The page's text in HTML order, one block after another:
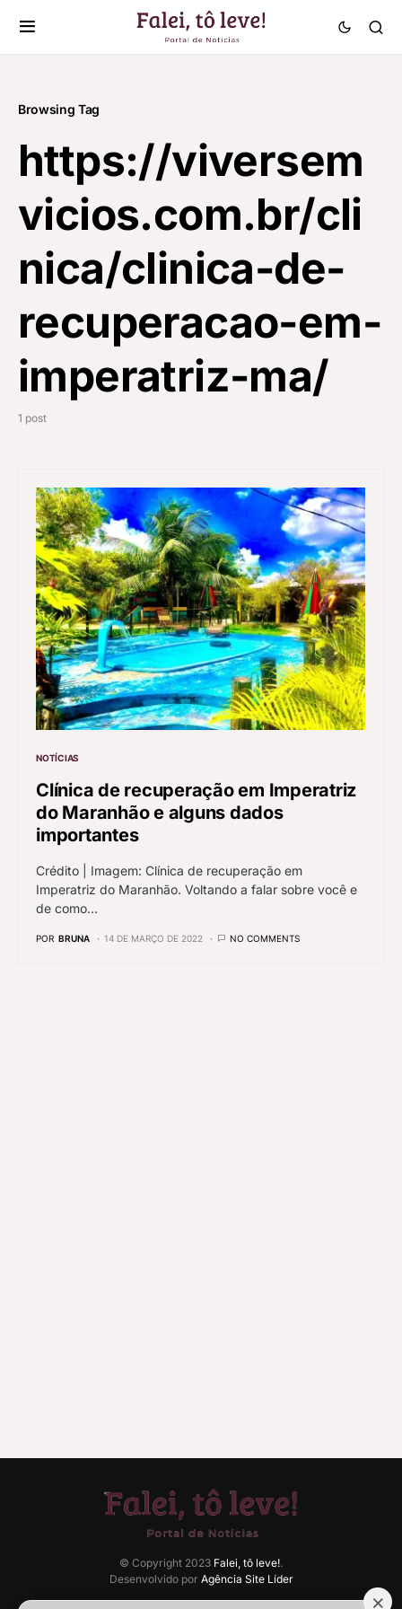
Browsing Tag
https://viversem
vicios.com.br/cli
nica/clinica-de-
recuperacao-em-
imperatriz-ma/
1 post
NOTÍCIAS
Clínica de recuperação em Imperatriz
do Maranhão e alguns dados
importantes
Crédito | Imagem: Clínica de recuperação em
Imperatriz do Maranhão. Voltando a falar sobre você e
de como…
POR BRUNA 14 DE MARÇO DE 2022 NO COMMENTS
© Copyright 2023 Falei, tô leve!.
Desenvolvido por Agência Site Líder